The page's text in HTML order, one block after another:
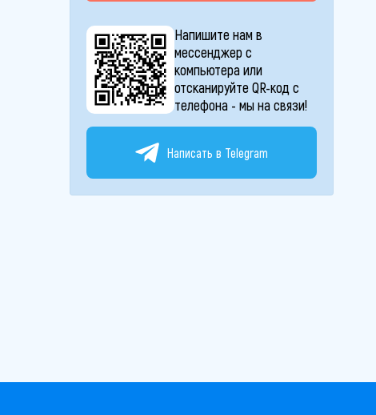
Напишите нам в
мессенджер с
компьютера или
отсканируйте QR-код с
телефона - мы на связи!
Написать в Telegram